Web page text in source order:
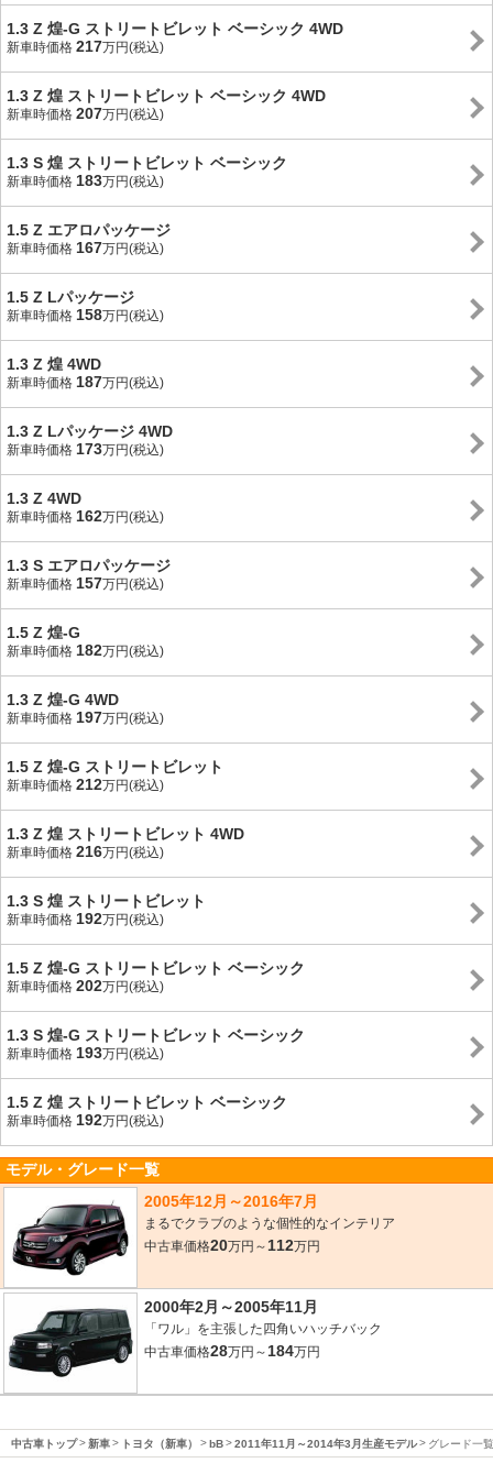
1.3 Z 煌-G ストリートビレット ベーシック 4WD
新車時価格 217万円(税込)
1.3 Z 煌 ストリートビレット ベーシック 4WD
新車時価格 207万円(税込)
1.3 S 煌 ストリートビレット ベーシック
新車時価格 183万円(税込)
1.5 Z エアロパッケージ
新車時価格 167万円(税込)
1.5 Z Lパッケージ
新車時価格 158万円(税込)
1.3 Z 煌 4WD
新車時価格 187万円(税込)
1.3 Z Lパッケージ 4WD
新車時価格 173万円(税込)
1.3 Z 4WD
新車時価格 162万円(税込)
1.3 S エアロパッケージ
新車時価格 157万円(税込)
1.5 Z 煌-G
新車時価格 182万円(税込)
1.3 Z 煌-G 4WD
新車時価格 197万円(税込)
1.5 Z 煌-G ストリートビレット
新車時価格 212万円(税込)
1.3 Z 煌 ストリートビレット 4WD
新車時価格 216万円(税込)
1.3 S 煌 ストリートビレット
新車時価格 192万円(税込)
1.5 Z 煌-G ストリートビレット ベーシック
新車時価格 202万円(税込)
1.3 S 煌-G ストリートビレット ベーシック
新車時価格 193万円(税込)
1.5 Z 煌 ストリートビレット ベーシック
新車時価格 192万円(税込)
モデル・グレード一覧
2005年12月～2016年7月
まるでクラブのような個性的なインテリア
中古車価格20万円～ 112万円
2000年2月～2005年11月
「ワル」を主張した四角いハッチバック
中古車価格28万円～ 184万円
中古車トップ 新車 トヨタ（新車） bB 2011年11月～2014年3月生産モデル グレード一覧